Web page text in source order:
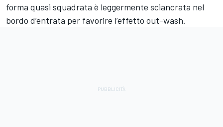
forma quasi squadrata è leggermente sciancrata nel
bordo d’entrata per favorire l’effetto out-wash.